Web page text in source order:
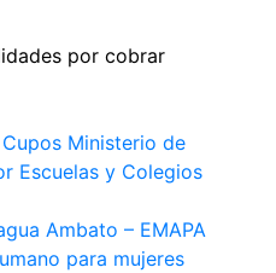
Ministerio de
Escuelas y Colegios
Ambato – EMAPA
para mujeres